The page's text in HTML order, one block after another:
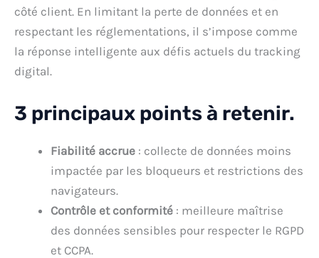
côté client. En limitant la perte de données et en
respectant les réglementations, il s’impose comme
la réponse intelligente aux défis actuels du tracking
digital.
3 principaux points à retenir.
Fiabilité accrue : collecte de données moins
impactée par les bloqueurs et restrictions des
navigateurs.
Contrôle et conformité : meilleure maîtrise
des données sensibles pour respecter le RGPD
et CCPA.